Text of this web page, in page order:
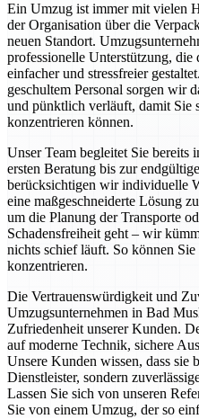
Ein Umzug ist immer mit vielen
der Organisation über die
neuen Standort.
professionelle Unterstützung, die
einfacher und stressfreier
geschultem Personal sorgen wir
und pünktlich verläuft, damit Sie
konzentrieren können.
Unser Team begleitet Sie bereits
ersten Beratung bis zur
berücksichtigen wir individuelle
eine maßgeschneiderte Lösung
um die Planung der Transporte
Schadensfreiheit geht – wir
nichts schief läuft. So können
konzentrieren.
Die Vertrauenswürdigkeit und
Umzugsunternehmen in Bad
Zufriedenheit unserer Kunden.
auf moderne Technik, sichere
Unsere Kunden wissen, dass sie
Dienstleister, sondern
Lassen Sie sich von unseren
Sie von einem Umzug, der so